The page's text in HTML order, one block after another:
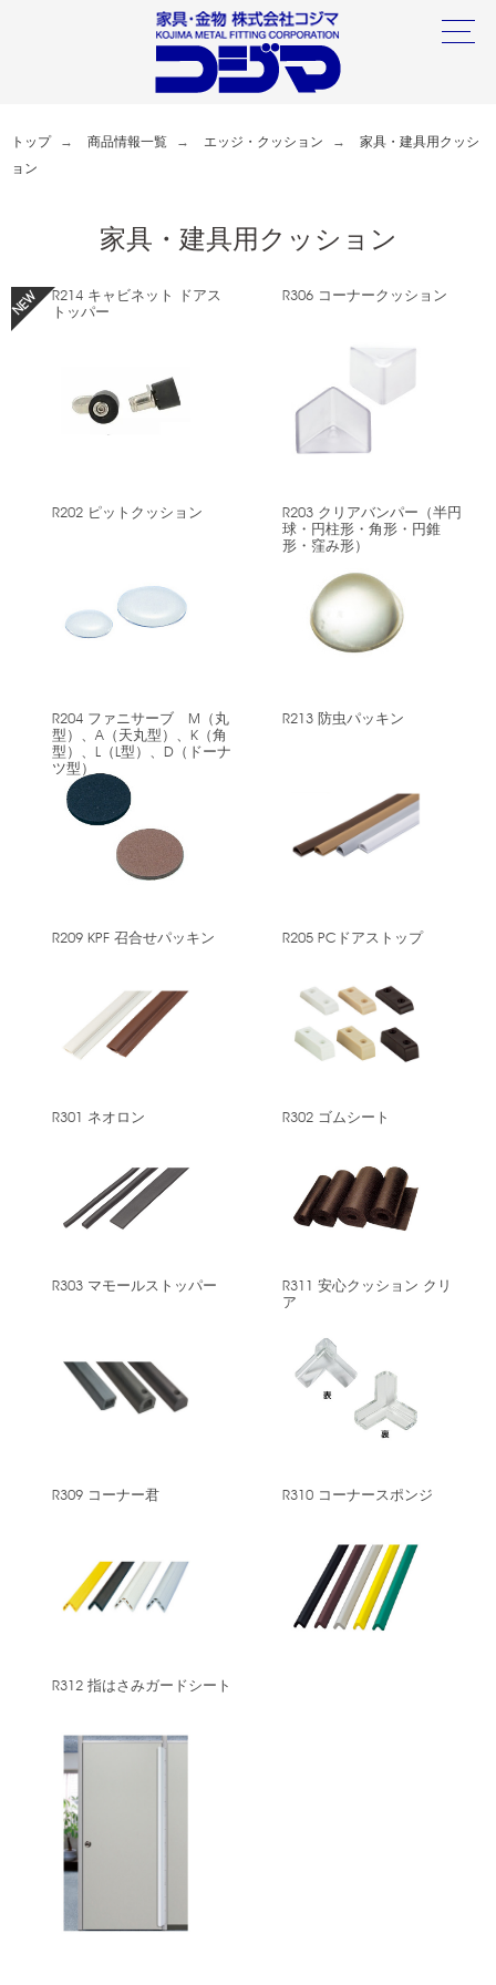
トップ 商品情報一覧 エッジ・クッション
家具・建具用クッシ
ョン
家具・建具用クッション
R214 キャビネット ドアス
トッパー
R306 コーナークッション
R202 ピットクッション
R203 クリアバンパー（半円
球・円柱形・角形・円錐
形・窪み形）
R204 ファニサーブ M（丸
型）、A（天丸型）、K（角
型）、L（L型）、D（ドーナ
ツ型）
R213 防虫パッキン
R209 KPF 召合せパッキン R205 PCドアストップ
R301 ネオロン R302 ゴムシート
R303 マモールストッパー
R311 安心クッション クリ
ア
R309 コーナー君 R310 コーナースポンジ
R312 指はさみガードシート